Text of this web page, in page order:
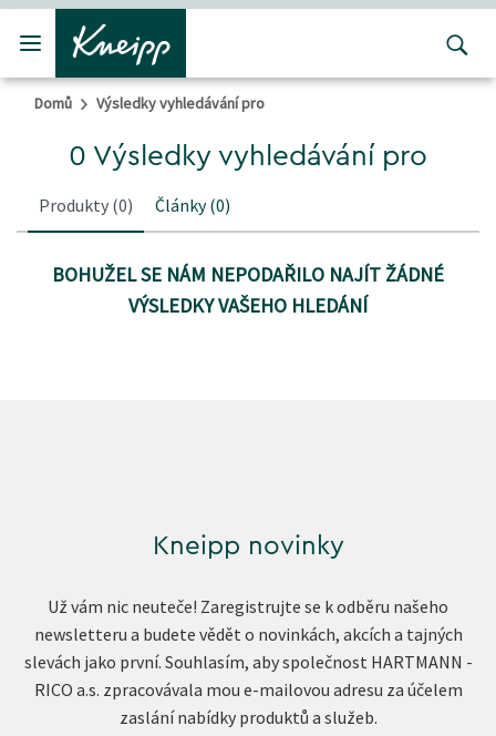
Přejít na hlavní obsah
Přejít na obsah patičky
Domů Výsledky vyhledávání pro
0 Výsledky vyhledávání pro
Produkty (0) Články(0)
BOHUŽEL SE NÁM NEPODAŘILO NAJÍT ŽÁDNÉ
VÝSLEDKY VAŠEHO HLEDÁNÍ
Kneipp novinky
Už vám nic neuteče! Zaregistrujte se k odběru našeho
newsletteru a budete vědět o novinkách, akcích a tajných
slevách jako první. Souhlasím, aby společnost HARTMANN -
RICO a.s. zpracovávala mou e-mailovou adresu za účelem
zaslání nabídky produktů a služeb.